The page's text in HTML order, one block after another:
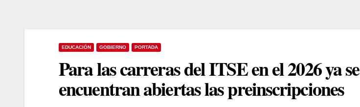
EDUCACIÓN GOBIERNO PORTADA
Para las carreras del ITSE en el 2026 ya se
encuentran abiertas las preinscripciones